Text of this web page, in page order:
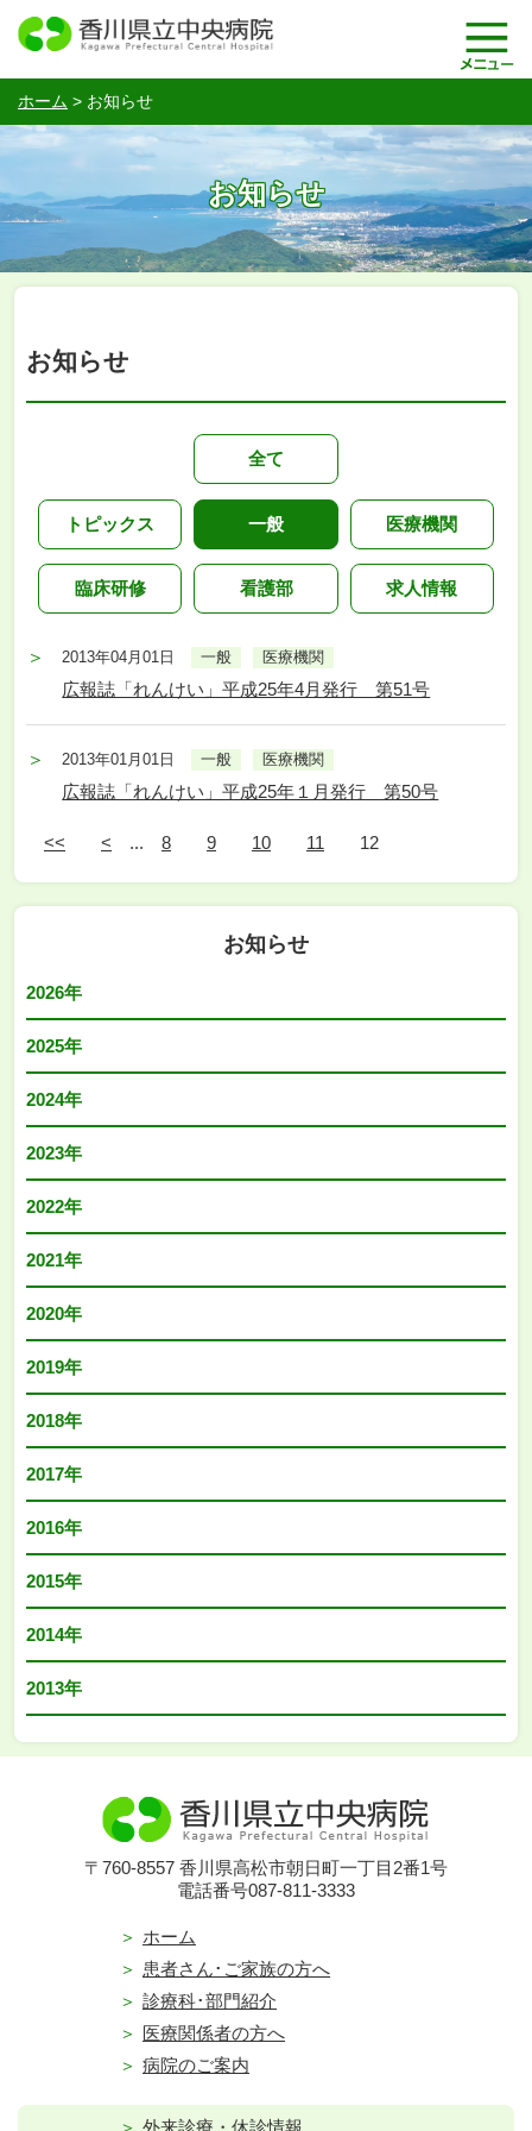
ホーム > お知らせ
お知らせ
お知らせ
全て
トピックス 一般 医療機関
臨床研修 看護部 求人情報
2013年04月01日 一般 医療機関
広報誌「れんけい」平成25年4月発行 第51号
2013年01月01日 一般 医療機関
広報誌「れんけい」平成25年１月発行 第50号
<< < ... 8 9 10 11 12
お知らせ
2026年
2025年
2024年
2023年
2022年
2021年
2020年
2019年
2018年
2017年
2016年
2015年
2014年
2013年
〒760-8557 香川県高松市朝日町一丁目2番1号
電話番号087-811-3333
ホーム
患者さん･ご家族の方へ
診療科･部門紹介
医療関係者の方へ
病院のご案内
外来診療・休診情報